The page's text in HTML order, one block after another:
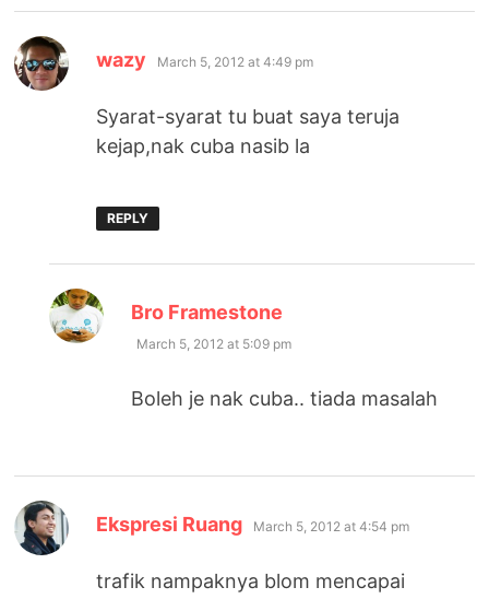
wazy says:
March 5, 2012 at 4:49 pm
Syarat-syarat tu buat saya teruja
kejap,nak cuba nasib la
REPLY
Bro Framestone
March 5, 2012 at 5:09 pm
Boleh je nak cuba.. tiada masalah
Ekspresi Ruang says:
March 5, 2012 at 4:54 pm
trafik nampaknya blom mencapai